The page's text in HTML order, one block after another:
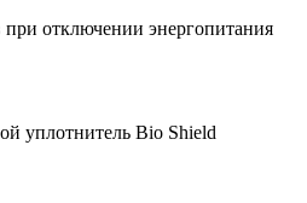
отключении энергопитания
уплотнитель Bio Shield